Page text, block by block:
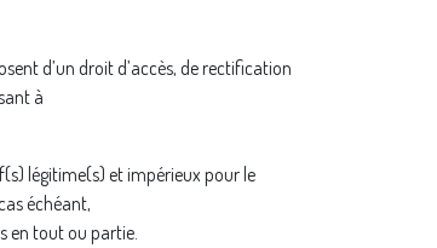
d’un droit d’accès, de rectification
à
légitime(s) et impérieux pour le
échéant,
en tout ou partie.